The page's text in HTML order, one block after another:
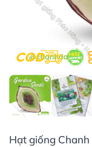
Hạt giống